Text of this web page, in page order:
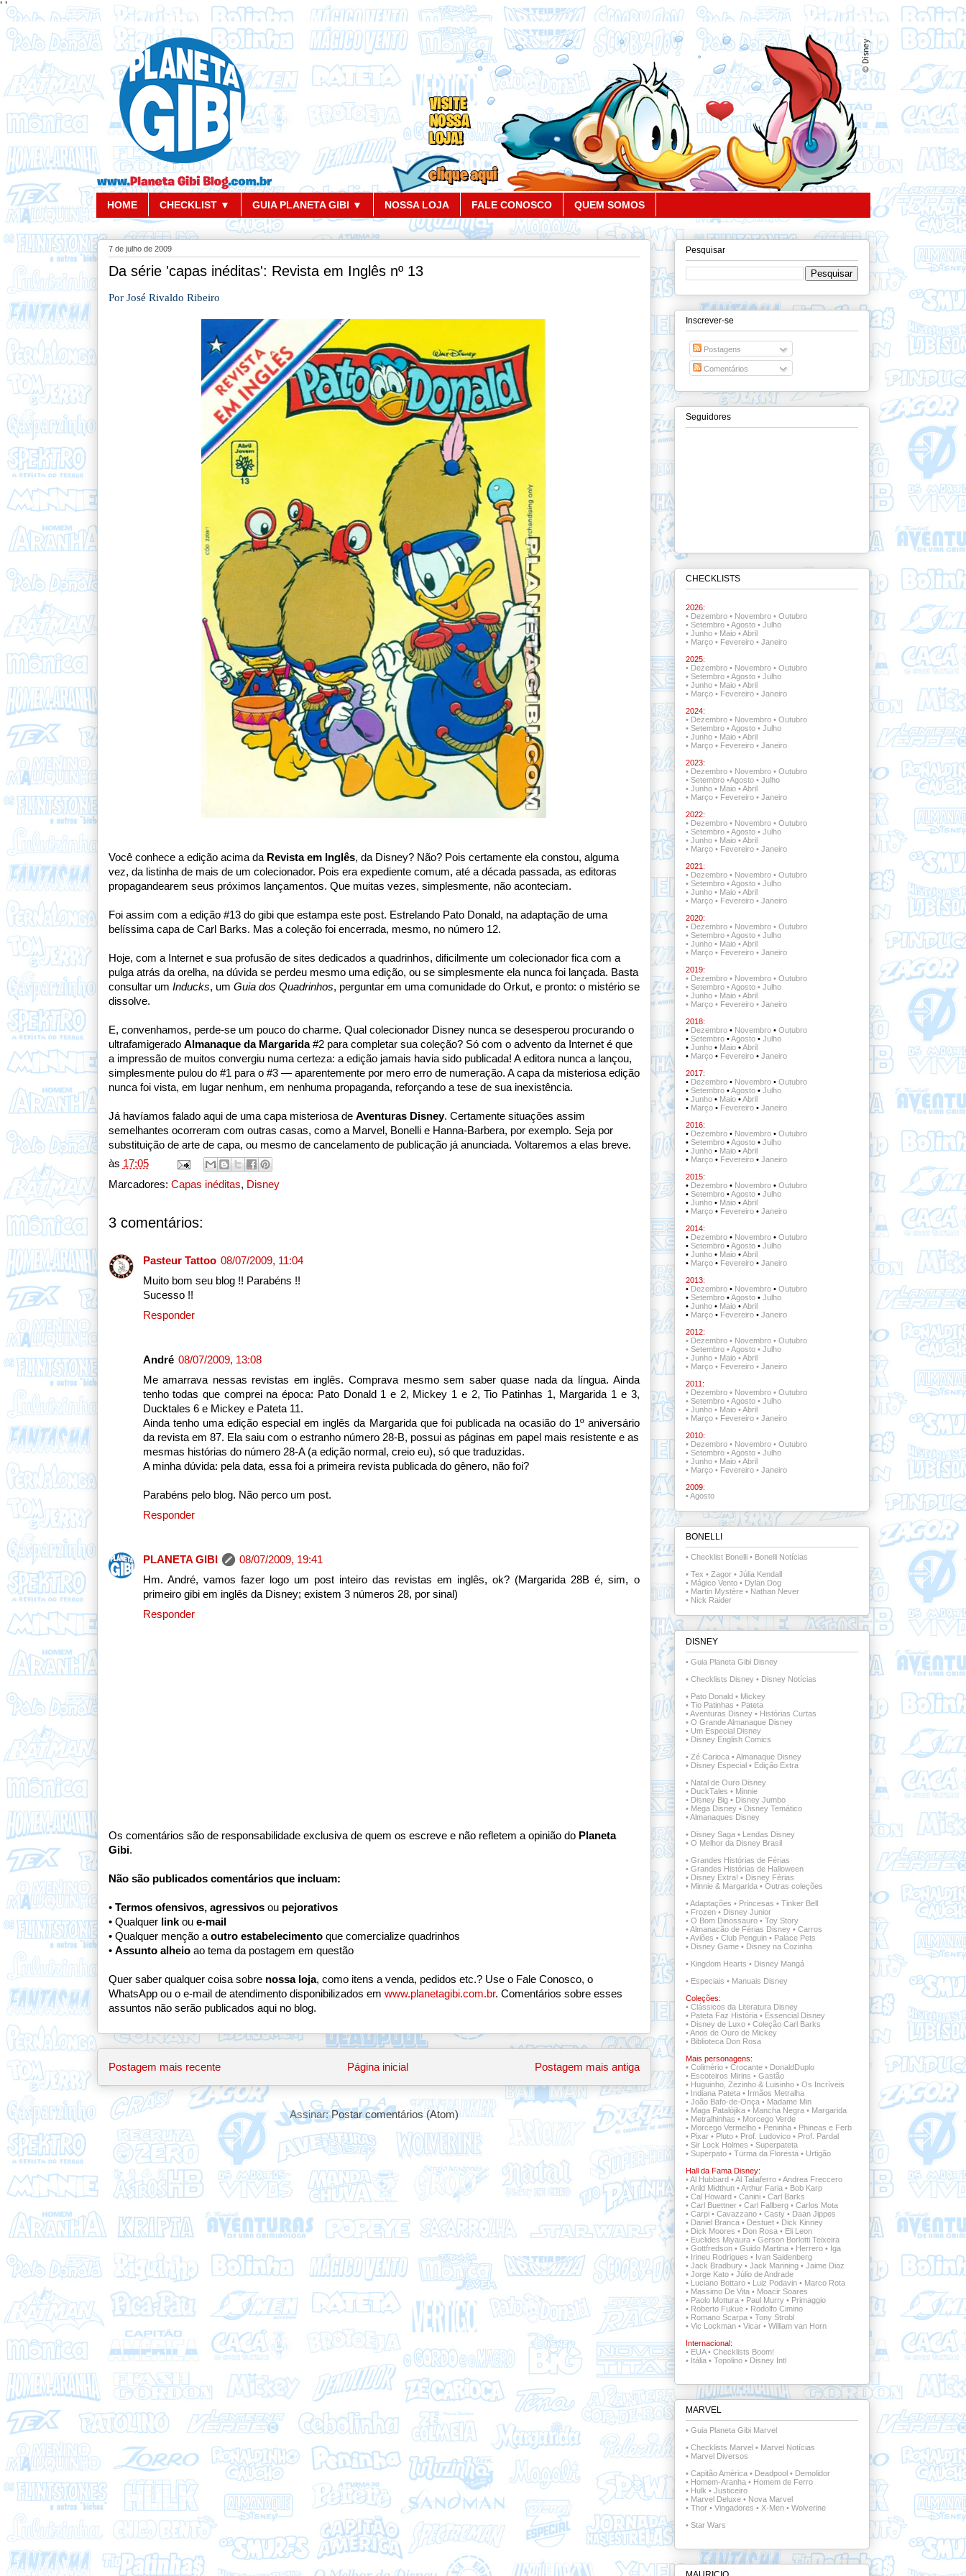
' '
HOME CHECKLIST ▼ GUIA PLANETA GIBI ▼ NOSSA LOJA FALE CONOSCO QUEM SOMOS
7 de julho de 2009
Da série 'capas inéditas': Revista em Inglês nº 13
Por José Rivaldo Ribeiro
Você conhece a edição acima da Revista em Inglês, da Disney? Não? Pois certamente ela constou, alguma
vez, da listinha de mais de um colecionador. Pois era expediente comum, até a década passada, as editoras
propagandearem seus próximos lançamentos. Que muitas vezes, simplesmente, não aconteciam.
Foi assim com a edição #13 do gibi que estampa este post. Estrelando Pato Donald, na adaptação de uma
belíssima capa de Carl Barks. Mas a coleção foi encerrada, mesmo, no número 12.
Hoje, com a Internet e sua profusão de sites dedicados a quadrinhos, dificilmente um colecionador fica com a
pulga atrás da orelha, na dúvida se perdeu mesmo uma edição, ou se simplesmente ela nunca foi lançada. Basta
consultar um Inducks, um Guia dos Quadrinhos, perguntar em uma comunidade do Orkut, e pronto: o mistério se
dissolve.
E, convenhamos, perde-se um pouco do charme. Qual colecionador Disney nunca se desesperou procurando o
ultrafamigerado Almanaque da Margarida#2 para completar sua coleção? Só com o advento da Internet é que
a impressão de muitos convergiu numa certeza: a edição jamais havia sido publicada! A editora nunca a lançou,
simplesmente pulou do #1 para o #3 — aparentemente por mero erro de numeração. A capa da misteriosa edição
nunca foi vista, em lugar nenhum, em nenhuma propaganda, reforçando a tese de sua inexistência.
Já havíamos falado aquide uma capa misteriosa de Aventuras Disney. Certamente situações assim
semelhantes ocorreram com outras casas, como a Marvel, Bonelli e Hanna-Barbera, por exemplo. Seja por
substituição de arte de capa, ou mesmo de cancelamento de publicação já anunciada. Voltaremos a elas breve.
às 17:05
Marcadores: Capas inéditas, Disney
3 comentários:
Pasteur Tattoo 08/07/2009, 11:04
Muito bom seu blog !! Parabéns !!
Sucesso !!
Responder
André 08/07/2009, 13:08
Me amarrava nessas revistas em inglês. Comprava mesmo sem saber quase nada da língua. Ainda
tenho todas que comprei na época: Pato Donald 1 e 2, Mickey 1 e 2, Tio Patinhas 1, Margarida 1 e 3,
Ducktales 6 e Mickey e Pateta 11.
Ainda tenho uma edição especial em inglês da Margarida que foi publicada na ocasião do 1º aniversário
da revista em 87. Ela saiu com o estranho número 28-B, possui as páginas em papel mais resistente e as
mesmas histórias do número 28-A (a edição normal, creio eu), só que traduzidas.
A minha dúvida: pela data, essa foi a primeira revista publicada do gênero, não foi?
Parabéns pelo blog. Não perco um post.
Responder
PLANETA GIBI
08/07/2009, 19:41
Hm. André, vamos fazer logo um post inteiro das revistas em inglês, ok? (Margarida 28B é, sim, o
primeiro gibi em inglês da Disney; existem 3 números 28, por sinal)
Responder
Os comentários são de responsabilidade exclusiva de quem os escreve e não refletem a opinião do Planeta
Gibi.
Não são publicados comentários que incluam:
• Termos ofensivos, agressivosou pejorativos
• Qualquer linkou e-mail
• Qualquer menção aoutro estabelecimentoque comercialize quadrinhos
• Assunto alheioao tema da postagem em questão
Quer saber qualquer coisa sobre nossa loja, como itens a venda, pedidos etc.? Use o Fale Conosco, o
WhatsApp ou o e-mail de atendimento disponibilizados em www.planetagibi.com.br. Comentários sobre esses
assuntos não serão publicados aqui no blog.
Postagem mais recente Postagem mais antiga
Página inicial
Assinar:Postar comentários (Atom)
Pesquisar
Inscrever-se
Postagens
Comentários
Seguidores
CHECKLISTS
2026:
• Dezembro• Novembro• Outubro
• Setembro•Agosto• Julho
• Junho• Maio•Abril
• Março• Fevereiro• Janeiro
2025:
• Dezembro• Novembro• Outubro
• Setembro•Agosto• Julho
• Junho• Maio•Abril
• Março• Fevereiro• Janeiro
2024:
• Dezembro• Novembro• Outubro
• Setembro•Agosto• Julho
• Junho• Maio•Abril
• Março• Fevereiro• Janeiro
2023:
• Dezembro• Novembro• Outubro
• Setembro•Agosto• Julho
• Junho• Maio•Abril
• Março• Fevereiro• Janeiro
2022:
• Dezembro • Novembro• Outubro
• Setembro •Agosto• Julho
• Junho• Maio•Abril
• Março• Fevereiro• Janeiro
2021:
• Dezembro • Novembro • Outubro
• Setembro•Agosto• Julho
• Junho• Maio•Abril
• Março• Fevereiro• Janeiro
2020:
• Dezembro• Novembro• Outubro
• Setembro•Agosto• Julho
• Junho• Maio•Abril
• Março• Fevereiro• Janeiro
2019:
• Dezembro• Novembro• Outubro
• Setembro•Agosto• Julho
• Junho• Maio•Abril
• Março• Fevereiro• Janeiro
2018:
• Dezembro• Novembro• Outubro
• Setembro•Agosto• Julho
• Junho• Maio•Abril
• Março• Fevereiro• Janeiro
2017:
• Dezembro• Novembro• Outubro
• Setembro•Agosto• Julho
• Junho• Maio•Abril
• Março• Fevereiro• Janeiro
2016:
• Dezembro• Novembro• Outubro
• Setembro•Agosto• Julho
• Junho• Maio•Abril
• Março• Fevereiro• Janeiro
2015:
• Dezembro• Novembro• Outubro
• Setembro•Agosto• Julho
• Junho• Maio•Abril
• Março• Fevereiro• Janeiro
2014:
• Dezembro • Novembro • Outubro
• Setembro• Agosto • Julho
• Junho• Maio•Abril
• Março• Fevereiro• Janeiro
2013:
• Dezembro• Novembro• Outubro
• Setembro•Agosto• Julho
• Junho• Maio•Abril
• Março• Fevereiro• Janeiro
2012:
• Dezembro• Novembro• Outubro
• Setembro •Agosto• Julho
• Junho• Maio •Abril
• Março• Fevereiro• Janeiro
2011:
• Dezembro• Novembro• Outubro
• Setembro•Agosto• Julho
• Junho• Maio•Abril
• Março• Fevereiro• Janeiro
2010:
• Dezembro• Novembro• Outubro
• Setembro•Agosto• Julho
• Junho• Maio•Abril
• Março• Fevereiro• Janeiro
2009:
•Agosto
BONELLI
• Checklist Bonelli• Bonelli Notícias
• Tex • Zagor• Júlia Kendall
• Mágico Vento • Dylan Dog
• Martin Mystère • Nathan Never
• Nick Raider
DISNEY
• Guia Planeta Gibi Disney
• Checklists Disney• Disney Notícias
• Pato Donald• Mickey
• Tio Patinhas • Pateta
• Aventuras Disney • Histórias Curtas
• O Grande Almanaque Disney
• Um Especial Disney
• Disney English Comics
• Zé Carioca •Almanaque Disney
• Disney Especial • Edição Extra
• Natal de Ouro Disney
• DuckTales • Minnie
• Disney Big • Disney Jumbo
• Mega Disney • Disney Temático
•Almanaques Disney
• Disney Saga• Lendas Disney
• O Melhor da Disney Brasil
• Grandes Histórias de Férias
• Grandes Histórias de Halloween
• Disney Extra! • Disney Férias
• Minnie & Margarida• Outras coleções
• Adaptações • Princesas • Tinker Bell
• Frozen• Disney Junior
• O Bom Dinossauro • Toy Story
•Almanacão de Férias Disney • Carros
• Aviões • Club Penguin• Palace Pets
• Disney Game• Disney na Cozinha
• Kingdom Hearts • Disney Mangá
• Especiais • Manuais Disney
Coleções:
• Clássicos da Literatura Disney
• Pateta Faz História• Essencial Disney
• Disney de Luxo• Coleção Carl Barks
•Anos de Ouro de Mickey
• Biblioteca Don Rosa
Mais personagens:
• Colimério• Crocante• DonaldDuplo
• Escoteiros Mirins • Gastão
• Huguinho, Zezinho & Luisinho• Os Incríveis
• Indiana Pateta • Irmãos Metralha
• João Bafo-de-Onça • Madame Min
• Maga Patalójika• Mancha Negra• Margarida
• Metralhinhas • Morcego Verde
• Morcego Vermelho • Peninha• Phineas e Ferb
• Pixar• Pluto• Prof. Ludovico • Prof. Pardal
• Sir Lock Holmes • Superpateta
• Superpato• Turma da Floresta• Urtigão
Hall da Fama Disney:
•Al Hubbard•Al Taliaferro•Andrea Freccero
•Arild Midthun•Arthur Faria• Bob Karp
• Cal Howard• Canini• Carl Barks
• Carl Buettner• Carl Fallberg • Carlos Mota
• Carpi • Cavazzano• Casty• Daan Jippes
• Daniel Branca• Destuet• Dick Kinney
• Dick Moores • Don Rosa• Eli Leon
• Euclides Miyaura • Gerson Borlotti Teixeira
• Gottfredson • Guido Martina • Herrero• Iga
• Irineu Rodrigues • Ivan Saidenberg
• Jack Bradbury• Jack Manning• Jaime Diaz
• Jorge Kato• Júlio de Andrade
• Luciano Bottaro• Luiz Podavin• Marco Rota
• Massimo De Vita • Moacir Soares
• Paolo Mottura • Paul Murry • Primaggio
• Roberto Fukue • Rodolfo Cimino
• Romano Scarpa • Tony Strobl
• Vic Lockman• Vicar • William van Horn
Internacional:
• EUA • Checklists Boom!
• Itália • Topolino • Disney Intl
MARVEL
• Guia Planeta Gibi Marvel
• Checklists Marvel• Marvel Notícias
• Marvel Diversos
• Capitão América• Deadpool• Demolidor
• Homem-Aranha• Homem de Ferro
• Hulk • Justiceiro
• Marvel Deluxe• Nova Marvel
• Thor • Vingadores • X-Men• Wolverine
• Star Wars